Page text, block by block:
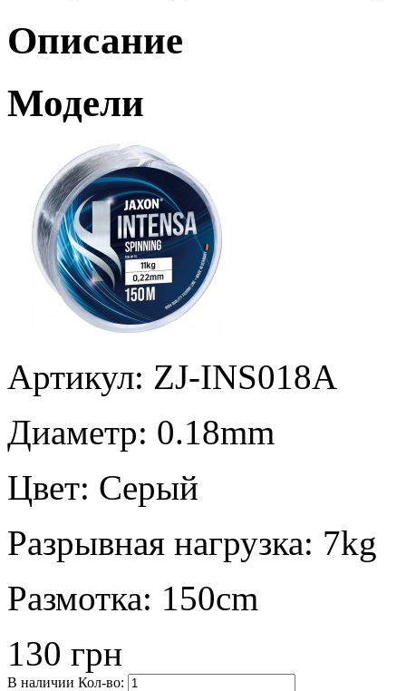
Описание
Модели
Артикул: ZJ-INS018A
Диаметр: 0.18mm
Цвет: Серый
Разрывная нагрузка: 7kg
Размотка: 150cm
130 грн
В наличии Кол-во: